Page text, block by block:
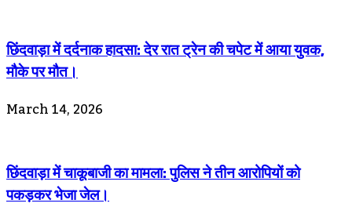
छिंदवाड़ा में दर्दनाक हादसा: देर रात ट्रेन की चपेट में आया युवक,
मौके पर मौत।
March 14, 2026
छिंदवाड़ा में चाकूबाजी का मामला: पुलिस ने तीन आरोपियों को
पकड़कर भेजा जेल।